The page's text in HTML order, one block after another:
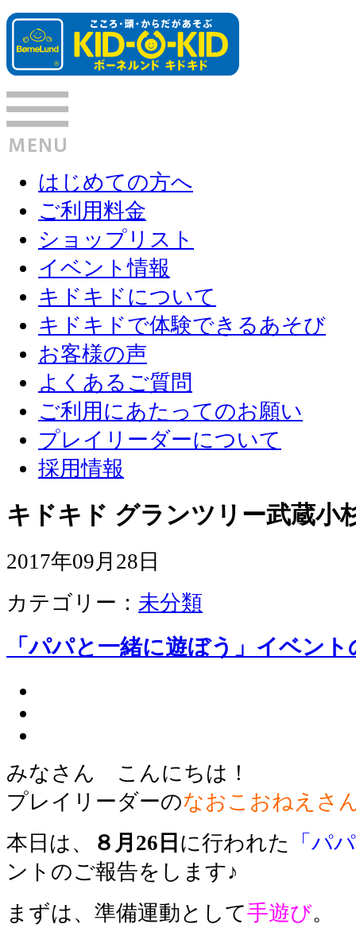
はじめての方へ
ご利用料金
ショップリスト
イベント情報
キドキドについて
キドキドで体験できるあそび
お客様の声
よくあるご質問
ご利用にあたってのお願い
プレイリーダーについて
採用情報
キドキド グランツリー武蔵小
2017年09月28日
カテゴリー： 未分類
「パパと一緒に遊ぼう」イベント
みなさん こんにちは！
プレイリーダーのなおこおねえさ
本日は、
８月26日 に行われた
「パ
ントのご報告をします♪
まずは、準備運動として手遊び。